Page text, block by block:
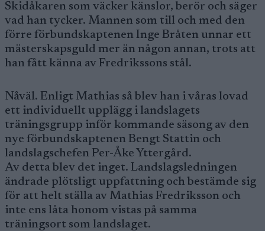
Skidåkaren som väcker känslor, berör och säger
vad han tycker. Mannen som till och med den
förre förbundskaptenen Inge Bråten unnar ett
mästerskapsguld mer än någon annan, trots att
han fått känna av Fredrikssons stål.
Nåväl. Enligt Mathias så blev han i våras lovad
ett individuellt upplägg i landslagets
träningsgrupp inför kommande säsong av den
nye förbundskaptenen Bengt Stattin och
landslagschefen Per-Åke Yttergård.
Av detta blev det inget. Landslagsledningen
ändrade plötsligt uppfattning och bestämde sig
för att helt ställa av Mathias Fredriksson och
inte ens låta honom vistas på samma
träningsort som landslaget.